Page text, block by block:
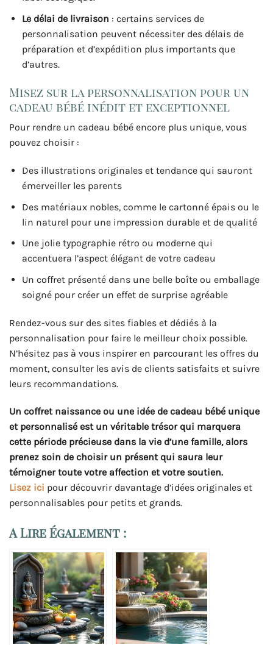
Le délai de livraison : certains services de
personnalisation peuvent nécessiter des délais de
préparation et d’expédition plus importants que
d’autres.
Misez sur la personnalisation pour un
cadeau bébé inédit et exceptionnel
Pour rendre un cadeau bébé encore plus unique, vous
pouvez choisir :
Des illustrations originales et tendance qui sauront
émerveiller les parents
Des matériaux nobles, comme le cartonné épais ou le
lin naturel pour une impression durable et de qualité
Une jolie typographie rétro ou moderne qui
accentuera l’aspect élégant de votre cadeau
Un coffret présenté dans une belle boîte ou emballage
soigné pour créer un effet de surprise agréable
Rendez-vous sur des sites fiables et dédiés à la
personnalisation pour faire le meilleur choix possible.
N’hésitez pas à vous inspirer en parcourant les offres du
moment, consulter les avis de clients satisfaits et suivre
leurs recommandations.
Un coffret naissance ou une idée de cadeau bébé unique
et personnalisé est un véritable trésor qui marquera
cette période précieuse dans la vie d’une famille, alors
prenez soin de choisir un présent qui saura leur
témoigner toute votre affection et votre soutien.
Lisez ici pour découvrir davantage d’idées originales et
personnalisables pour petits et grands.
A Lire Également :